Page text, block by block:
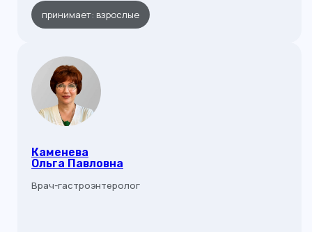
принимает: взрослые
Каменева
Ольга Павловна
Врач-гастроэнтеролог